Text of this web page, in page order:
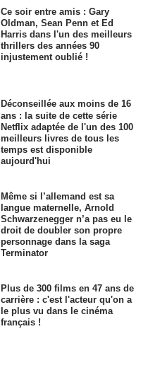
Ce soir entre amis : Gary
Oldman, Sean Penn et Ed
Harris dans l'un des meilleurs
thrillers des années 90
injustement oublié !
Déconseillée aux moins de 16
ans : la suite de cette série
Netflix adaptée de l'un des 100
meilleurs livres de tous les
temps est disponible
aujourd'hui
Même si l’allemand est sa
langue maternelle, Arnold
Schwarzenegger n’a pas eu le
droit de doubler son propre
personnage dans la saga
Terminator
Plus de 300 films en 47 ans de
carrière : c'est l'acteur qu'on a
le plus vu dans le cinéma
français !